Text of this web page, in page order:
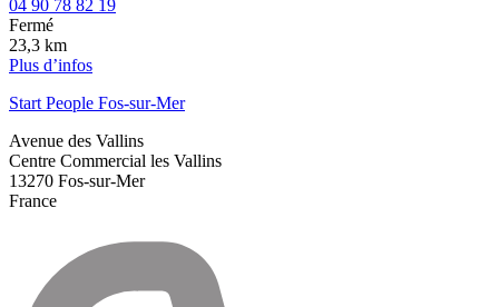
04 90 78 82 19
Fermé
23,3 km
Plus d’infos
Start People Fos-sur-Mer
Avenue des Vallins
Centre Commercial les Vallins
13270 Fos-sur-Mer
France